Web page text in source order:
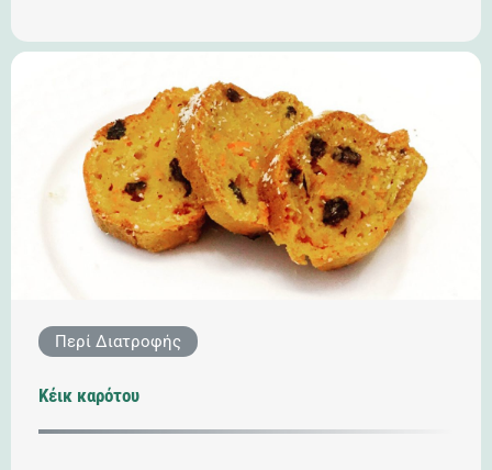
Περί Διατροφής
Κέικ καρότου